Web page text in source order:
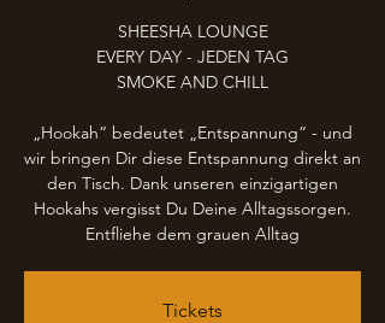
SHEESHA LOUNGE
EVERY DAY - JEDEN TAG
SMOKE AND CHILL
„Hookah“ bedeutet „Entspannung“ - und
wir bringen Dir diese Entspannung direkt an
den Tisch. Dank unseren einzigartigen
Hookahs vergisst Du Deine Alltagssorgen.
Entfliehe dem grauen Alltag
Tickets